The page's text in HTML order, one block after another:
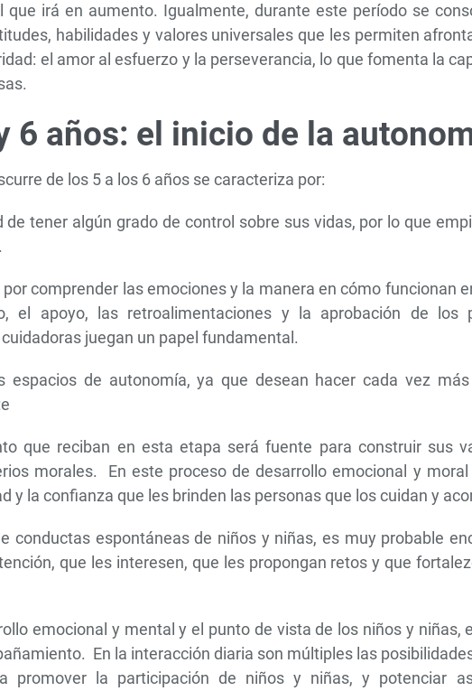
que irá en aumento. Igualmente, durante este período se
habilidades y valores universales que les permiten
el amor al esfuerzo y la perseverancia, lo que fomenta la
6 años: el inicio de la
de los 5 a los 6 años se caracteriza por:
de tener algún grado de control sobre sus vidas, por lo que
comprender las emociones y la manera en cómo funcionan
el apoyo, las retroalimentaciones y la aprobación de los
juegan un papel fundamental.
espacios de autonomía, ya que desean hacer cada vez
que reciban en esta etapa será fuente para construir sus
morales. En este proceso de desarrollo emocional y moral
y la confianza que les brinden las personas que los cuidan y
conductas espontáneas de niños y niñas, es muy probable
que les interesen, que les propongan retos y que
emocional y mental y el punto de vista de los niños y niñas,
En la interacción diaria son múltiples las
promover la participación de niños y niñas, y potenciar